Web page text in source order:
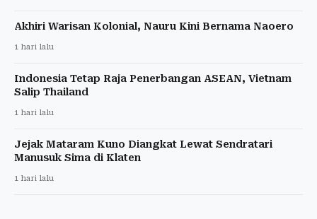
Akhiri Warisan Kolonial, Nauru Kini Bernama Naoero
1 hari lalu
Indonesia Tetap Raja Penerbangan ASEAN, Vietnam
Salip Thailand
1 hari lalu
Jejak Mataram Kuno Diangkat Lewat Sendratari
Manusuk Sima di Klaten
1 hari lalu